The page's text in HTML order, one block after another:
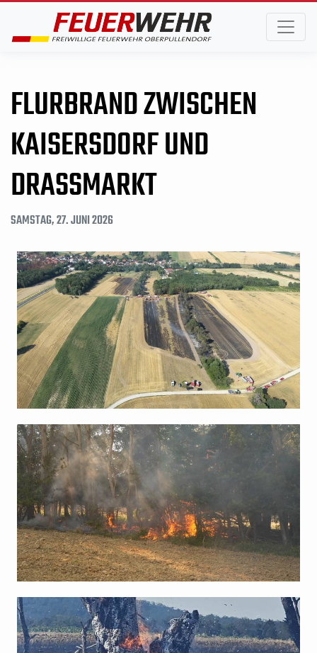
FLURBRAND ZWISCHEN
KAISERSDORF UND
DRASSMARKT
SAMSTAG, 27. JUNI 2026